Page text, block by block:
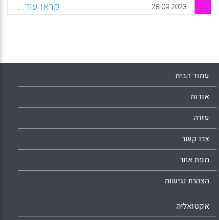
ואפשרו למשתתפים לשתף את דעותיהם על
יכולת תרבותית
28-09-2023 קראו עוד...
עמוד הבית
אודות
עזרה
צרו קשר
מפת אתר
הצהרת נגישות
אקטואליה